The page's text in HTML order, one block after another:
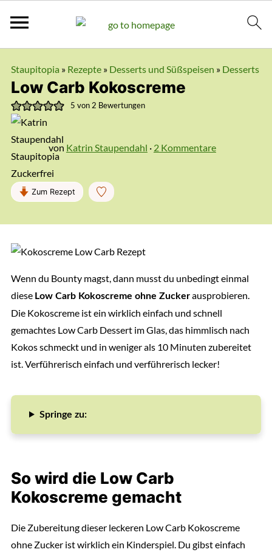
Staupitopia » Rezepte» Desserts und Süßspeisen » Desserts
Low Carb Kokoscreme
5 von 2 Bewertungen
von Katrin Staupendahl · 2 Kommentare
Zum Rezept
Wenn du Bounty magst, dann musst du unbedingt einmal
diese Low Carb Kokoscreme ohne Zuckerausprobieren.
Die Kokoscreme ist ein wirklich einfach und schnell
gemachtes Low Carb Dessert im Glas, das himmlisch nach
Kokos schmeckt und in weniger als 10 Minuten zubereitet
ist. Verführerisch einfach und verführerisch lecker!
Springe zu:
So wird die Low Carb
Kokoscreme gemacht
Die Zubereitung dieser leckeren Low Carb Kokoscreme
ohne Zucker ist wirklich ein Kinderspiel. Du gibst einfach